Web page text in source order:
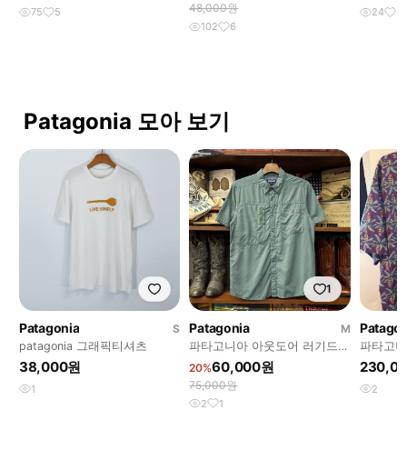
75 5 48,000원
102 6
24 3
Patagonia 모아 보기
Patagonia
S
patagonia 그래픽티셔츠
38,000원
1
1
Patagonia
M
파타고니아 아웃도어 러기드
액션플리츠 반팔셔츠 딥민트
N2275
20%60,000원
75,000원
2 1
파타고
셔츠
2